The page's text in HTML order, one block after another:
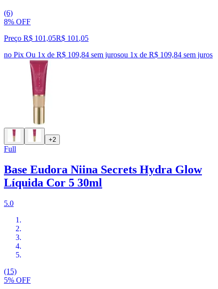
(6)
8% OFF
Preço R$ 101,05R$ 101 ,05
no Pix Ou 1x de R$ 109,84 sem jurosou 1x de R$ 109,84 sem juros
+2
Full
Base Eudora Niina Secrets Hydra Glow
Líquida Cor 5 30ml
5.0
(15)
5% OFF